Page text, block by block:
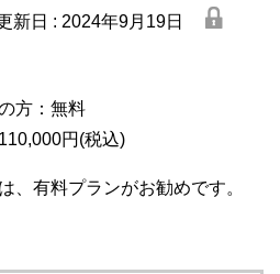
新日 : 2024年9月19日 lock
方：無料
円(税込)
、有料プランがお勧めです。